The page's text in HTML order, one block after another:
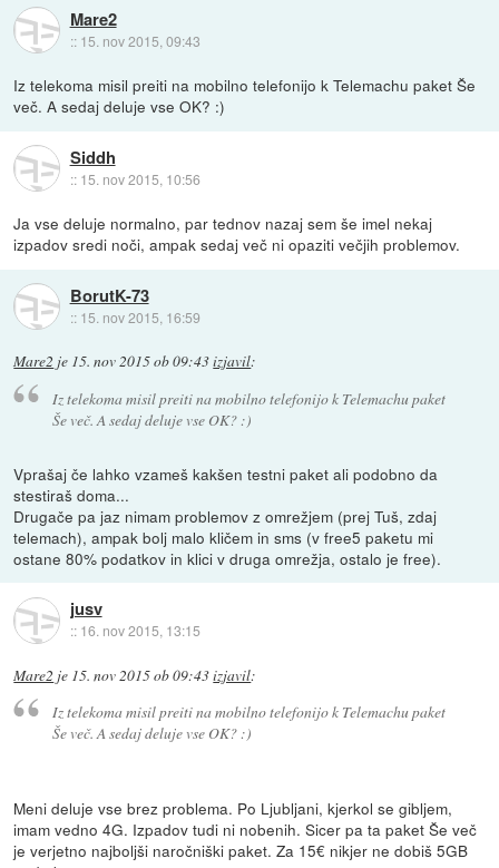
Mare2
:: 15. nov 2015, 09:43
Iz telekoma misil preiti na mobilno telefonijo k Telemachu paket Še
več. A sedaj deluje vse OK? :)
Siddh
:: 15. nov 2015, 10:56
Ja vse deluje normalno, par tednov nazaj sem še imel nekaj
izpadov sredi noči, ampak sedaj več ni opaziti večjih problemov.
BorutK-73
:: 15. nov 2015, 16:59
Mare2 je 15. nov 2015 ob 09:43izjavil:
Iz telekoma misil preiti na mobilno telefonijo k Telemachu paket
Še več. A sedaj deluje vse OK? :)
Vprašaj če lahko vzameš kakšen testni paket ali podobno da
stestiraš doma...
Drugače pa jaz nimam problemov z omrežjem (prej Tuš, zdaj
telemach), ampak bolj malo kličem in sms (v free5 paketu mi
ostane 80% podatkov in klici v druga omrežja, ostalo je free).
jusv
:: 16. nov 2015, 13:15
Mare2 je 15. nov 2015 ob 09:43izjavil:
Iz telekoma misil preiti na mobilno telefonijo k Telemachu paket
Še več. A sedaj deluje vse OK? :)
Meni deluje vse brez problema. Po Ljubljani, kjerkol se gibljem,
imam vedno 4G. Izpadov tudi ni nobenih. Sicer pa ta paket Še več
je verjetno najboljši naročniški paket. Za 15€ nikjer ne dobiš 5GB